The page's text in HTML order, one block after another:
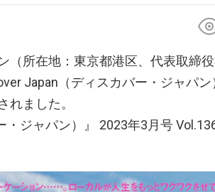
（所在地：東京都港区、代表取締
Japan（ディスカバー・ジャパ
れました。
ジャパン）』 2023年3月号